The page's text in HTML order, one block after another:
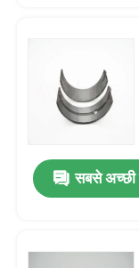
सबसे अच्छी